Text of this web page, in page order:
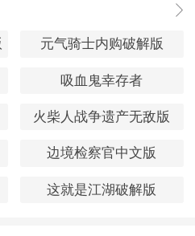
元气骑士内购破解版
吸血鬼幸存者
火柴人战争遗产无敌版
边境检察官中文版
这就是江湖破解版